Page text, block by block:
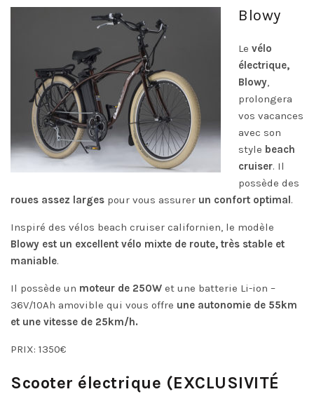
Blowy
Le vélo
électrique,
Blowy,
prolongera
vos vacances
avec son
style beach
cruiser. Il
possède des
roues assez larges pour vous assurer un confort optimal.
Inspiré des vélos beach cruiser californien, le modèle
Blowy est un excellent vélo mixte de route, très stable et
maniable.
Il possède un moteur de 250W et une batterie Li-ion –
36V/10Ah amovible qui vous offre une autonomie de 55km
et une vitesse de 25km/h.
PRIX: 1350€
Scooter électrique (EXCLUSIVITÉ